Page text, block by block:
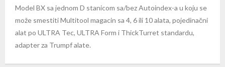
Model BX sa jednom D stanicom sa/bez Autoindex-a u koju se
može smestiti Multitool magacin sa 4, 6 ili 10 alata, pojedinačni
alat po ULTRA Tec, ULTRA Form i ThickTurret standardu,
adapter za Trumpf alate.